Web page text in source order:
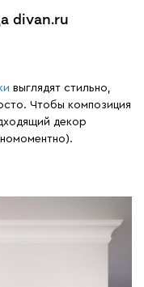
divan.ru
выглядят стильно,
Чтобы композиция
декор